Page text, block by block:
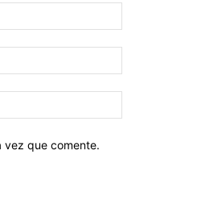
vez que comente.